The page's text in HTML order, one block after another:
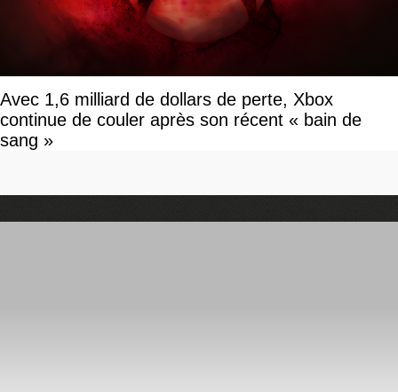
Avec 1,6 milliard de dollars de perte, Xbox
continue de couler après son récent « bain de
sang »